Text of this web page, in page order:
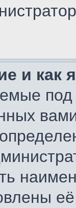
и как